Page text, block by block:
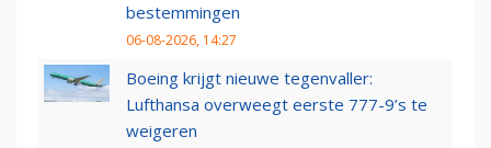
bestemmingen
06-08-2026, 14:27
Boeing krijgt nieuwe tegenvaller:
Lufthansa overweegt eerste 777-9’s te
weigeren